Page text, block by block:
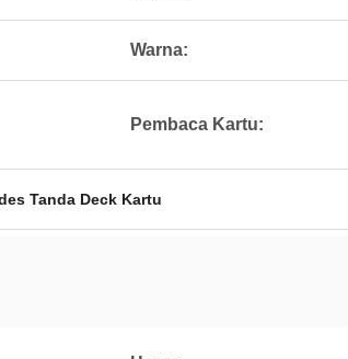
Warna:
Pembaca Kartu:
Tanda Deck Kartu